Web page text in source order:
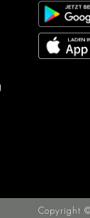
Copyright